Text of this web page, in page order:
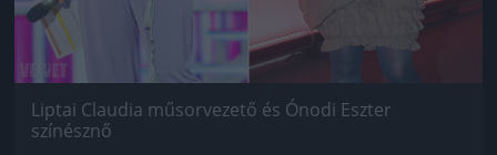
Liptai Claudia műsorvezető és Ónodi Eszter
színésznő